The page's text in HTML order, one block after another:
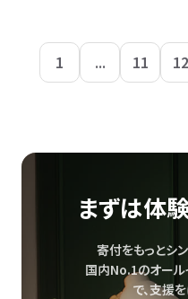
1 ... 11 12
まずは体
寄付をもっとシ
国内No.1のオール
で、支援を